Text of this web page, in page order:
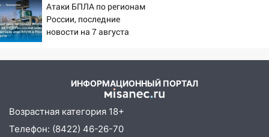
семьи
Атаки БПЛА по регионам
России, последние
новости на 7 августа
ИНФОРМАЦИОННЫЙ ПОРТАЛ
Возрастная категория 18+
Телефон: (8422) 46-26-70